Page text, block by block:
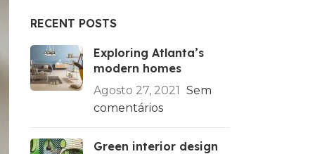
RECENT POSTS
Exploring Atlanta’s
modern homes
Agosto 27, 2021 Sem
comentários
Green interior design